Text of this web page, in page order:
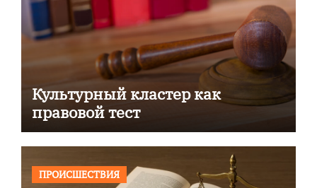
Культурный кластер как
правовой тест
ПРОИСШЕСТВИЯ